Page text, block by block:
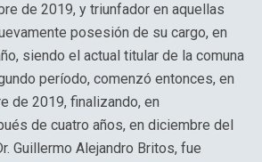
de 2019, y triunfador en aquellas
posesión de su cargo, en
siendo el actual titular de la comuna
período, comenzó entonces, en
de 2019, finalizando, en
de cuatro años, en diciembre del
Guillermo Alejandro Britos, fue